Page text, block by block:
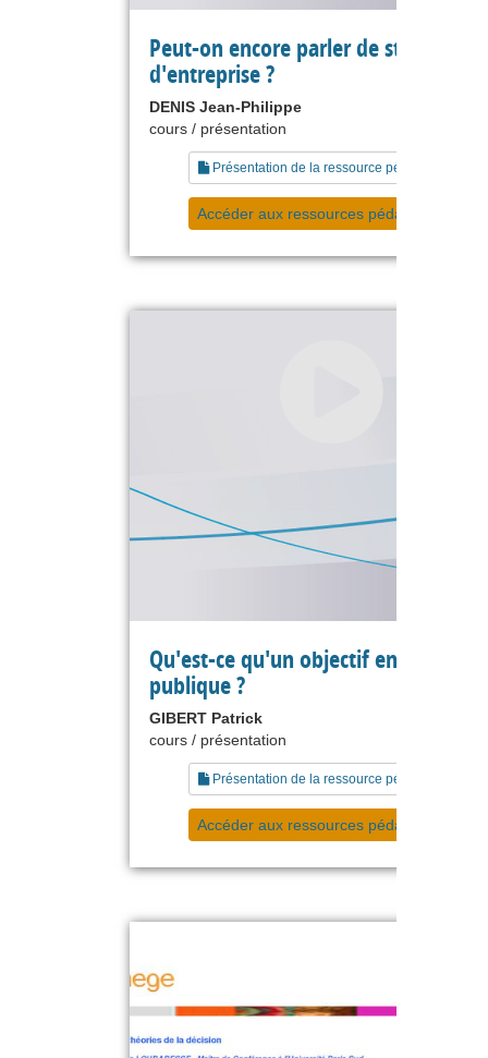
Peut-on encore parler de stratégie
d'entreprise ?
DENIS Jean-Philippe
cours / présentation
Présentation de la ressource pédagogique
Accéder aux ressources pédagogiques
Qu'est-ce qu'un objectif en gestion
publique ?
GIBERT Patrick
cours / présentation
Présentation de la ressource pédagogique
Accéder aux ressources pédagogiques